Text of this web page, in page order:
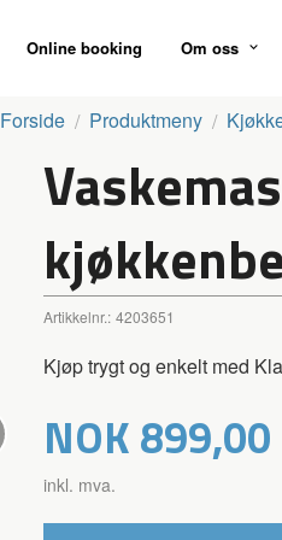
Online booking Om oss
Forside Produktmeny
Next
Artikkelnr.: 4203651
Kjøp trygt og enkelt med
Pris
NOK899,00
inkl. mva.